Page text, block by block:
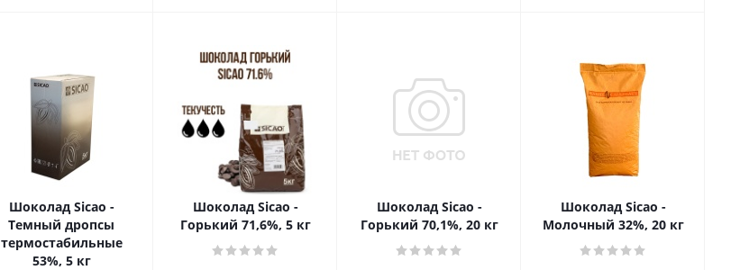
Шоколад Sicao -
Темный дропсы
термостабильные
53%, 5 кг
Шоколад Sicao -
Горький 71,6%, 5 кг
Шоколад Sicao -
Горький 70,1%, 20 кг
Шоколад Sicao -
Молочный 32%, 20 кг